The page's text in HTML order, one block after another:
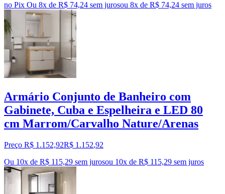
no Pix Ou 8x de R$ 74,24 sem jurosou 8x de R$ 74,24 sem juros
Armário Conjunto de Banheiro com
Gabinete, Cuba e Espelheira e LED 80
cm Marrom/Carvalho Nature/Arenas
Preço R$ 1.152,92R$ 1.152,92
Ou 10x de R$ 115,29 sem jurosou 10x de R$ 115,29 sem juros